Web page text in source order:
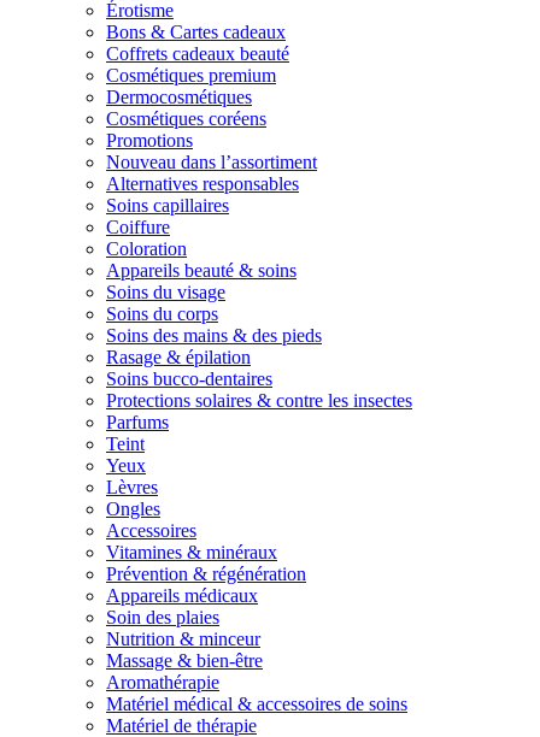
Érotisme
Bons & Cartes cadeaux
Coffrets cadeaux beauté
Cosmétiques premium
Dermocosmétiques
Cosmétiques coréens
Promotions
Nouveau dans l’assortiment
Alternatives responsables
Soins capillaires
Coiffure
Coloration
Appareils beauté & soins
Soins du visage
Soins du corps
Soins des mains & des pieds
Rasage & épilation
Soins bucco-dentaires
Protections solaires & contre les insectes
Parfums
Teint
Yeux
Lèvres
Ongles
Accessoires
Vitamines & minéraux
Prévention & régénération
Appareils médicaux
Soin des plaies
Nutrition & minceur
Massage & bien-être
Aromathérapie
Matériel médical & accessoires de soins
Matériel de thérapie